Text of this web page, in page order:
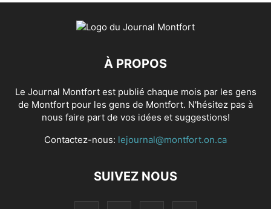
À PROPOS
Le Journal Montfort est publié chaque mois par les gens
de Montfort pour les gens de Montfort. N'hésitez pas à
nous faire part de vos idées et suggestions!
Contactez-nous: lejournal@montfort.on.ca
SUIVEZ NOUS